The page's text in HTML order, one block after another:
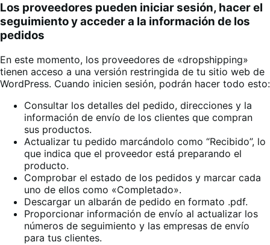
Los proveedores pueden iniciar sesión, hacer el
seguimiento y acceder a la información de los
pedidos
En este momento, los proveedores de «dropshipping»
tienen acceso a una versión restringida de tu sitio web de
WordPress. Cuando inicien sesión, podrán hacer todo esto:
Consultar los detalles del pedido, direcciones y la
información de envío de los clientes que compran
sus productos.
Actualizar tu pedido marcándolo como “Recibido”, lo
que indica que el proveedor está preparando el
producto.
Comprobar el estado de los pedidos y marcar cada
uno de ellos como «Completado».
Descargar un albarán de pedido en formato .pdf.
Proporcionar información de envío al actualizar los
números de seguimiento y las empresas de envío
para tus clientes.